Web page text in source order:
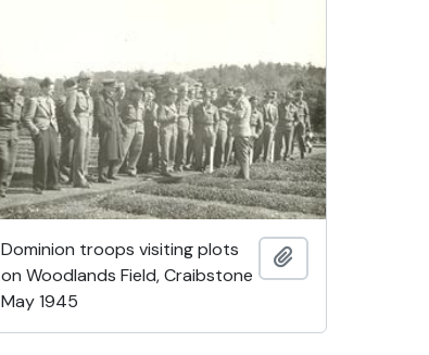
Dominion troops visiting plots
on Woodlands Field, Craibstone
May 1945